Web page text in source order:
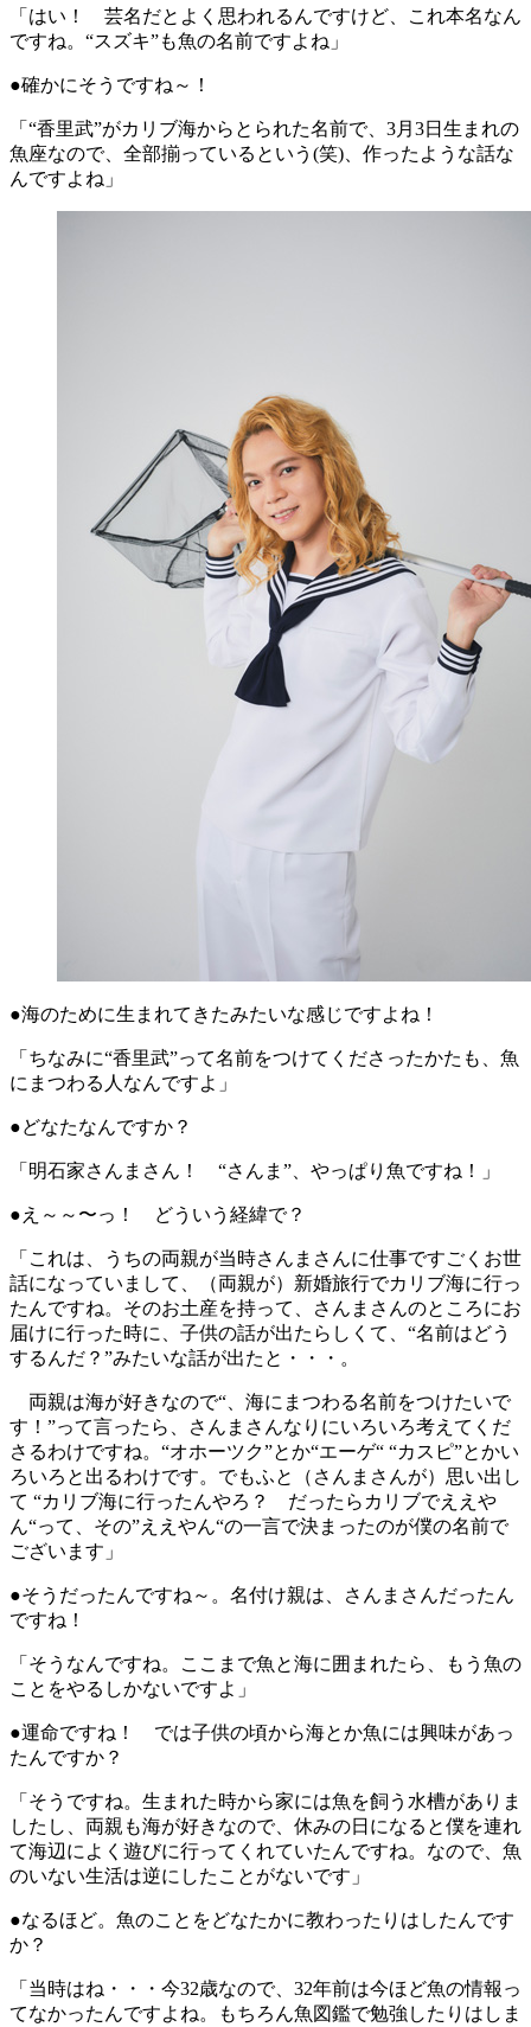
「はい！ 芸名だとよく思われるんですけど、これ本名なん
ですね。“スズキ”も魚の名前ですよね」
●確かにそうですね～！
「“香里武”がカリブ海からとられた名前で、3月3日生まれの
魚座なので、全部揃っているという(笑)、作ったような話な
んですよね」
●海のために生まれてきたみたいな感じですよね！
「ちなみに“香里武”って名前をつけてくださったかたも、魚
にまつわる人なんですよ」
●どなたなんですか？
「明石家さんまさん！ “さんま”、やっぱり魚ですね！」
●え～～〜っ！ どういう経緯で？
「これは、うちの両親が当時さんまさんに仕事ですごくお世
話になっていまして、（両親が）新婚旅行でカリブ海に行っ
たんですね。そのお土産を持って、さんまさんのところにお
届けに行った時に、子供の話が出たらしくて、“名前はどう
するんだ？”みたいな話が出たと・・・。
両親は海が好きなので“、海にまつわる名前をつけたいで
す！”って言ったら、さんまさんなりにいろいろ考えてくだ
さるわけですね。“オホーツク”とか“エーゲ“ “カスピ”とかい
ろいろと出るわけです。でもふと（さんまさんが）思い出し
て “カリブ海に行ったんやろ？ だったらカリブでええや
ん“って、その”ええやん“の一言で決まったのが僕の名前で
ございます」
●そうだったんですね～。名付け親は、さんまさんだったん
ですね！
「そうなんですね。ここまで魚と海に囲まれたら、もう魚の
ことをやるしかないですよ」
●運命ですね！ では子供の頃から海とか魚には興味があっ
たんですか？
「そうですね。生まれた時から家には魚を飼う水槽がありま
したし、両親も海が好きなので、休みの日になると僕を連れ
て海辺によく遊びに行ってくれていたんですね。なので、魚
のいない生活は逆にしたことがないです」
●なるほど。魚のことをどなたかに教わったりはしたんです
か？
「当時はね・・・今32歳なので、32年前は今ほど魚の情報っ
てなかったんですよね。もちろん魚図鑑で勉強したりはしま